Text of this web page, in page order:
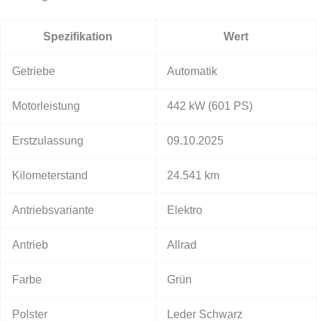
Spezifikation Wert
Getriebe Automatik
Motorleistung 442 kW (601 PS)
Erstzulassung 09.10.2025
Kilometerstand 24.541 km
Antriebsvariante Elektro
Antrieb Allrad
Farbe Grün
Polster Leder Schwarz